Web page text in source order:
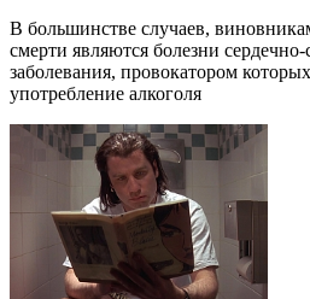
В большинстве случаев,
смерти являются болезни
заболевания, провокатором
употребление алкоголя